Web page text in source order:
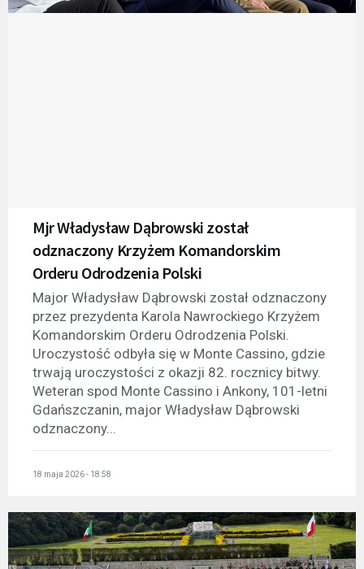
Mjr Władysław Dąbrowski został
odznaczony Krzyżem Komandorskim
Orderu Odrodzenia Polski
Major Władysław Dąbrowski został odznaczony
przez prezydenta Karola Nawrockiego Krzyżem
Komandorskim Orderu Odrodzenia Polski.
Uroczystość odbyła się w Monte Cassino, gdzie
trwają uroczystości z okazji 82. rocznicy bitwy.
Weteran spod Monte Cassino i Ankony, 101-letni
Gdańszczanin, major Władysław Dąbrowski
odznaczony...
18 maja 2026 - 18:58